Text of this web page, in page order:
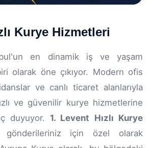
Kurye Hizmetleri
en dinamik iş ve yaşam
olarak öne çıkıyor. Modern ofis
ve canlı ticaret alanlarıyla
ve güvenilir kurye hizmetlerine
duyuyor. 1. Levent Hızlı Kurye
gönderileriniz için özel olarak